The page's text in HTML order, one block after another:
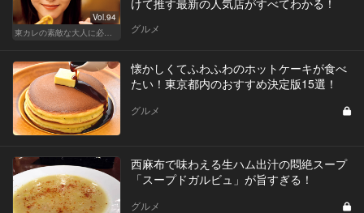
Vol.94
東カレの素敵な大人に必要なこと
けて推す最新の人気店がすべてわかる！
グルメ
懐かしくてふわふわのホットケーキが食べ
たい！東京都内のおすすめ決定版15選！
グルメ
西麻布で味わえる生ハム出汁の悶絶スープ
「スープドガルビュ」が旨すぎる！
グルメ